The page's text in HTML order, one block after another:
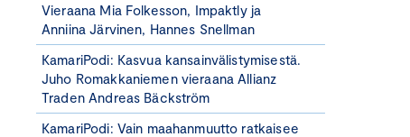
Vieraana Mia Folkesson, Impaktly ja
Anniina Järvinen, Hannes Snellman
KamariPodi: Kasvua kansainvälistymisestä.
Juho Romakkaniemen vieraana Allianz
Traden Andreas Bäckström
KamariPodi: Vain maahanmuutto ratkaisee